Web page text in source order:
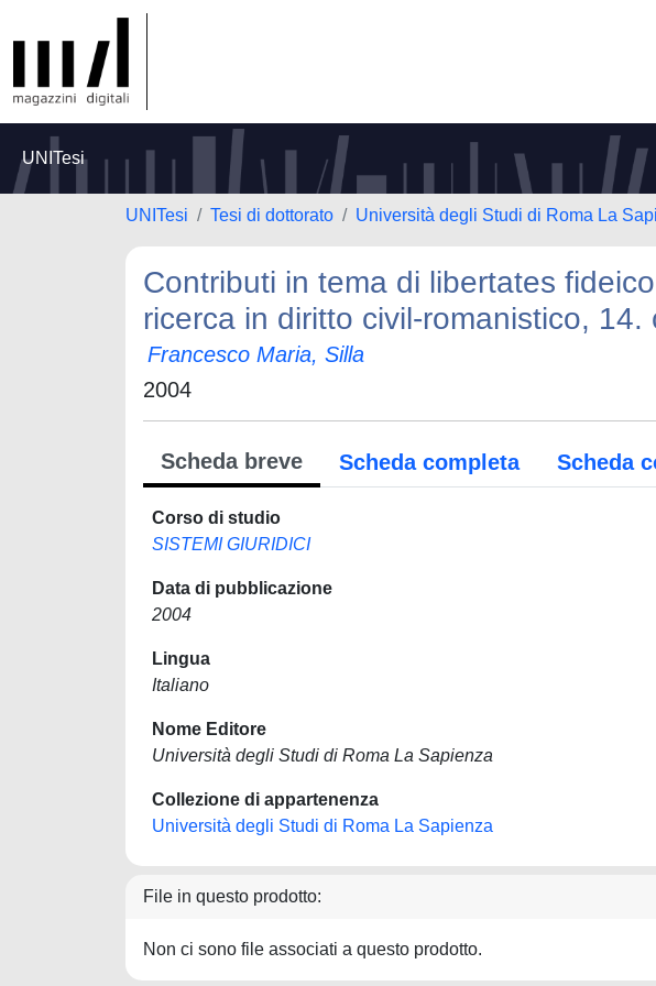
UNITesi
UNITesi Tesi di dottorato Università degli Studi di Roma La
Contributi in tema di libertates
ricerca in diritto civil-romanistico, 14.
Francesco Maria, Silla
2004
Scheda breve Scheda completa Scheda
Corso di studio
SISTEMI GIURIDICI
Data di pubblicazione
2004
Lingua
Italiano
Nome Editore
Università degli Studi di Roma La Sapienza
Collezione di appartenenza
Università degli Studi di Roma La Sapienza
File in questo prodotto:
Non ci sono file associati a questo prodotto.